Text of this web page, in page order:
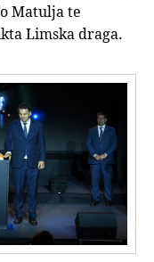
Matulja te
Limska draga.